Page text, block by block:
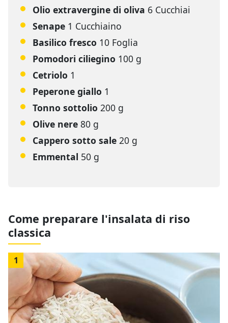
Olio extravergine di oliva 6 Cucchiai
Senape 1 Cucchiaino
Basilico fresco 10 Foglia
Pomodori ciliegino 100 g
Cetriolo 1
Peperone giallo 1
Tonno sottolio 200 g
Olive nere 80 g
Cappero sotto sale 20 g
Emmental 50 g
Come preparare l'insalata di riso
classica
1